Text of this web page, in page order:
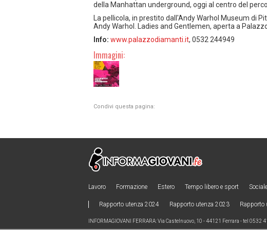
della Manhattan underground, oggi al centro del
La pellicola, in prestito dall'Andy Warhol Museum di
Andy Warhol. Ladies and Gentlemen, aperta a
Info: www.palazzodiamanti.it, 0532 244949
Immagini:
Condivi questa pagina:
Lavoro Formazione Estero Tempo libero e sport Sociale
Rapporto utenza 2024 Rapporto utenza 2023 Rapporto
INFORMAGIOVANI FERRARA: Via Castelnuovo, 10 - 44121 Ferrara - tel 0532